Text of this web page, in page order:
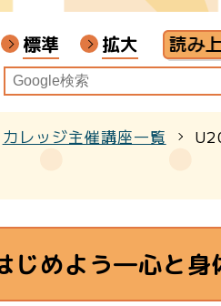
標準 拡大
カレッジ主催講座一覧
めよう―心と身